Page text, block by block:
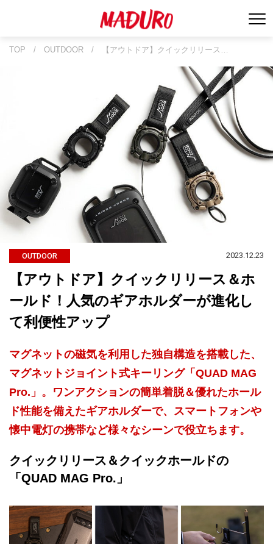
TOP / OUTDOOR / 【アウトドア】クイックリリース…
OUTDOOR 2023.12.23
【アウトドア】クイックリリース＆ホ
ールド！人気のギアホルダーが進化し
て利便性アップ
マグネットの磁気を利用した独自構造を搭載した、
マグネットジョイント式キーリング「QUAD MAG
Pro.」。ワンアクションの簡単着脱＆優れたホール
ド性能を備えたギアホルダーで、スマートフォンや
懐中電灯の携帯など様々なシーンで役立ちます。
クイックリリース＆クイックホールドの
「QUAD MAG Pro.」